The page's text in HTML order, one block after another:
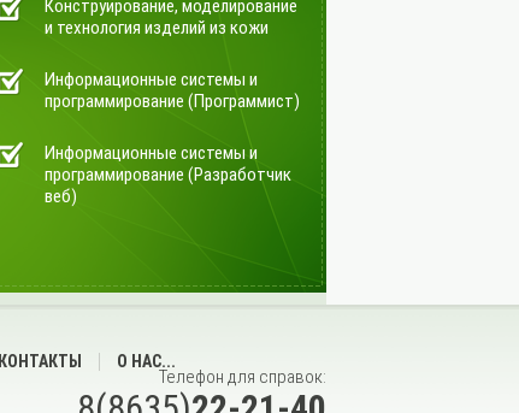
Конструирование, моделирование
и технология изделий из кожи
Информационные системы и
программирование (Программист)
Информационные системы и
программирование (Разработчик
веб)
КОНТАКТЫ О НАС...
Телефон для справок: